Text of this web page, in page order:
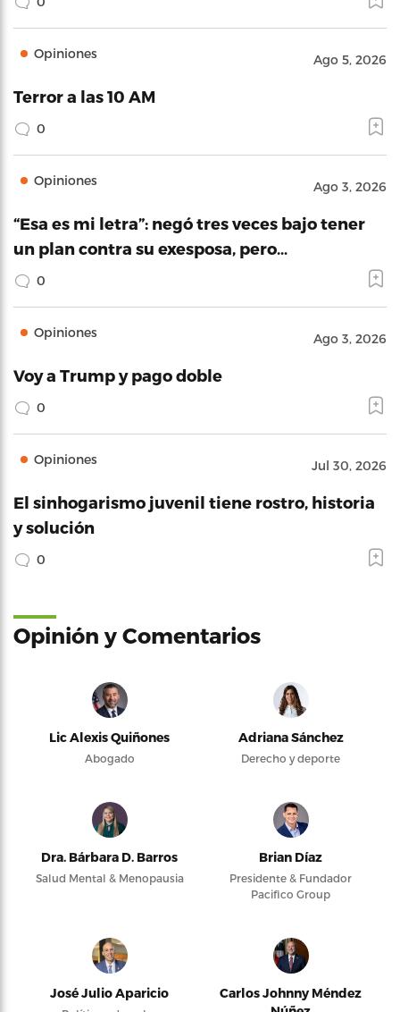
Opiniones Ago 5, 2026
Terror a las 10 AM
0
Opiniones Ago 3, 2026
“Esa es mi letra”: negó tres veces bajo tener
un plan contra su exesposa, pero…
0
Opiniones Ago 3, 2026
Voy a Trump y pago doble
0
Opiniones Jul 30, 2026
El sinhogarismo juvenil tiene rostro, historia
y solución
0
Opinión y Comentarios
Lic Alexis Quiñones
Abogado
Adriana Sánchez
Derecho y deporte
Dra. Bárbara D. Barros
Salud Mental & Menopausia
Brian Díaz
Presidente & Fundador
Pacifico Group
José Julio Aparicio
Carlos Johnny Méndez